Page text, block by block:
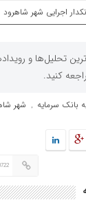
اجرایی شهر شاهرود
تحلیل‌ها و
کنید.
بانک سرمایه , شهر